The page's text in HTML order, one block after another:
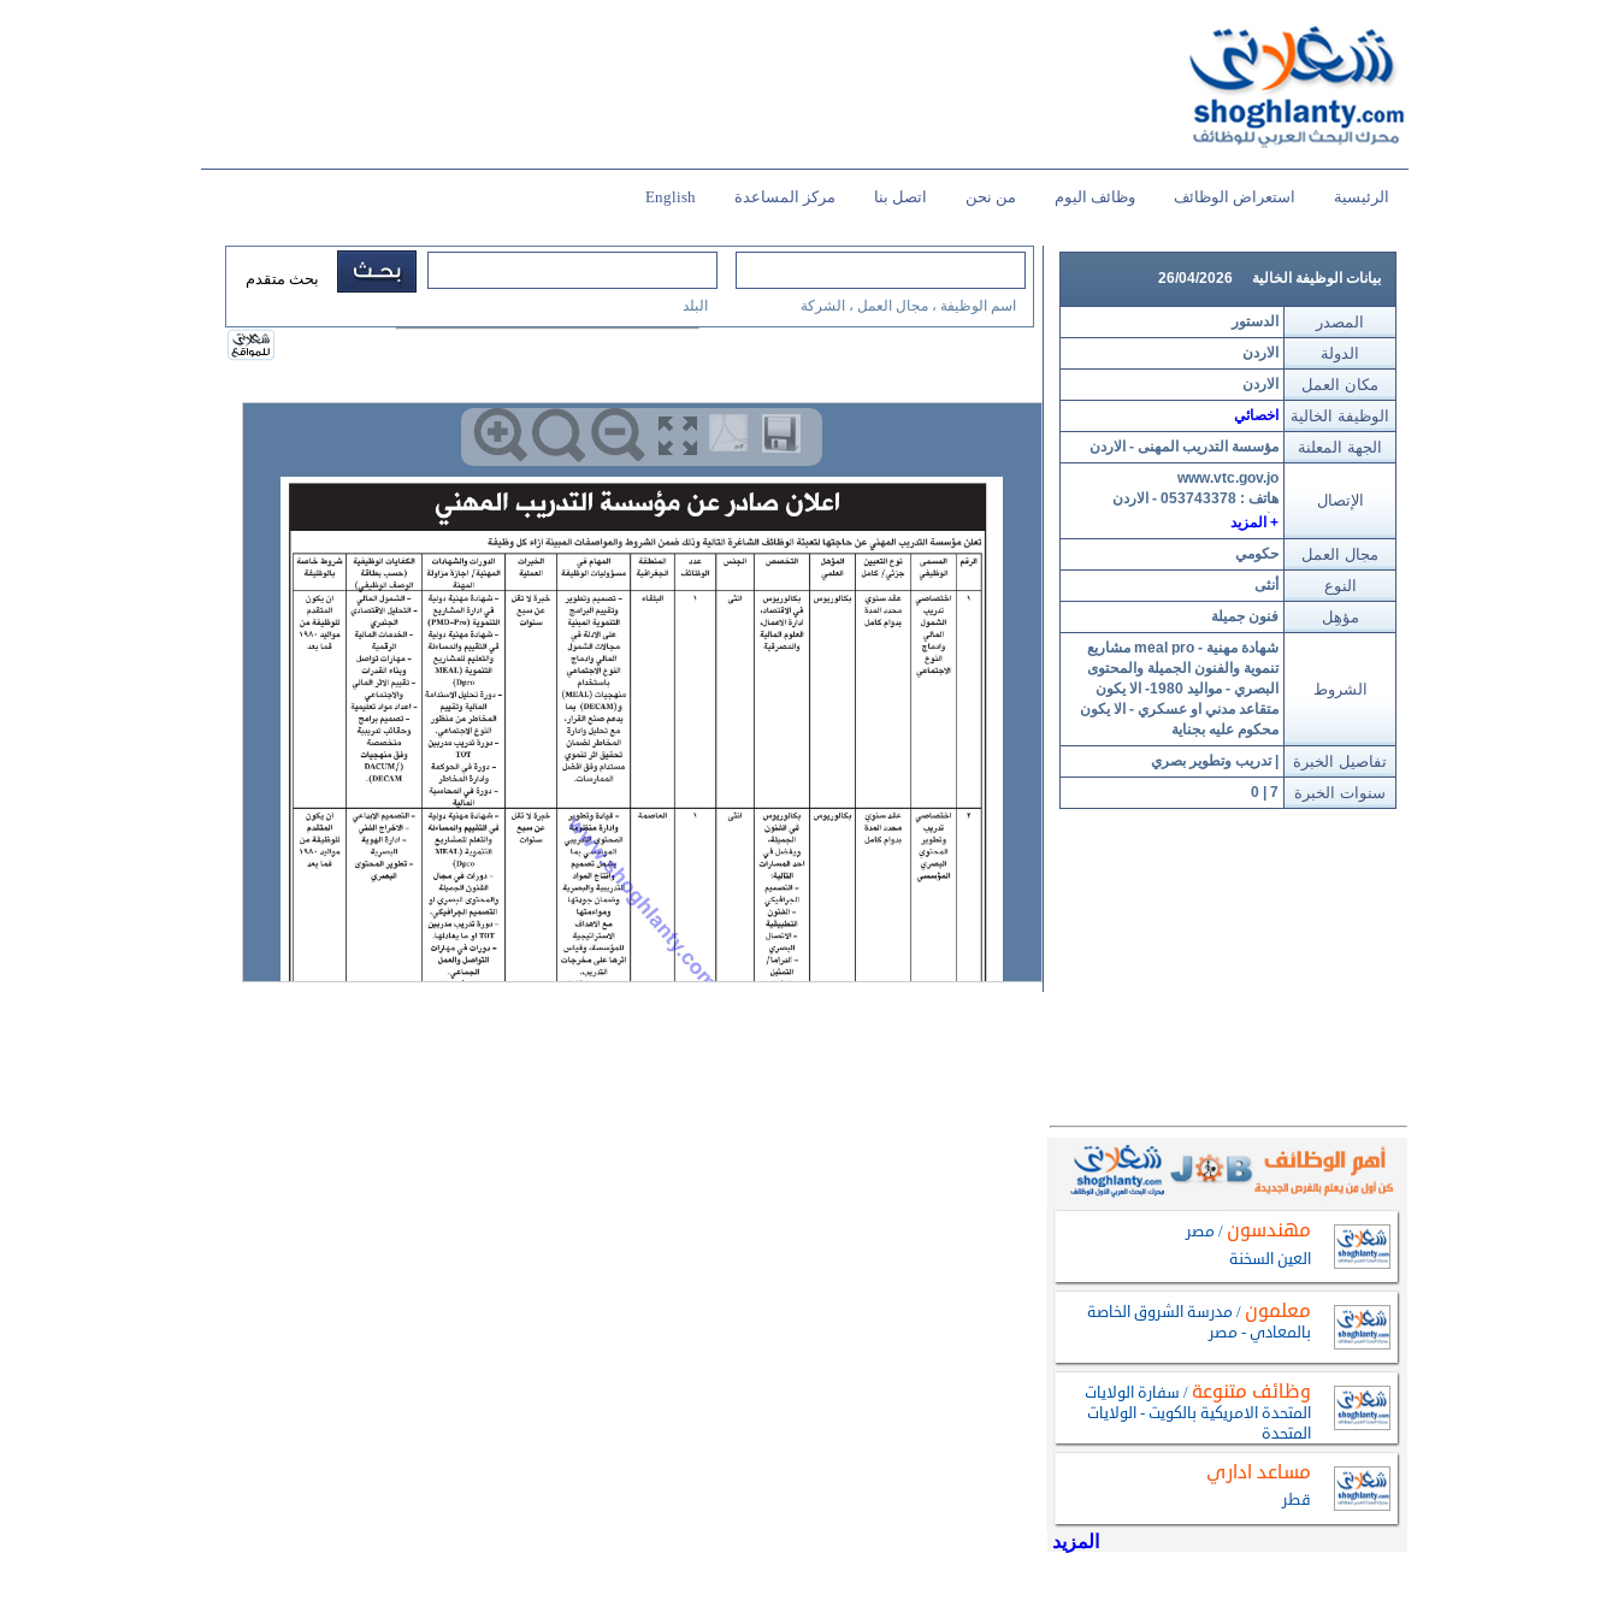
الرئيسية استعراض الوظائف وظائف اليوم من نحن اتصل بنا مركز المساعدة English
بيانات الوظيفة الخالية 26/04/2026
الدستور المصدر
الاردن الدولة
الاردن مكان العمل
اخصائي الوظيفة الخالية
مؤسسة التدريب المهنى - الاردن الجهة المعلنة
www.vtc.gov.jo
هاتف : 053743378 - الاردن
هاتف : 062341398
هاتف : 4741610
هاتف : 4884145 - الاردن
هاتف : 5858481 - الاردن
هاتف: 0799957962- الاردن
+ المزيد
الإتصال
حكومي مجال العمل
أنثى النوع
فنون جميلة مؤهِل
شهادة مهنية - meal pro مشاريع
تنموية والفنون الجميلة والمحتوى
البصري - مواليد 1980- الا يكون
متقاعد مدني او عسكري - الا يكون
محكوم عليه بجناية
الشروط
| تدريب وتطوير بصري تفاصيل الخبرة
7 | 0 سنوات الخبرة
اسم الوظيفة ، مجال العمل ، الشركة البلد
بحث متقدم